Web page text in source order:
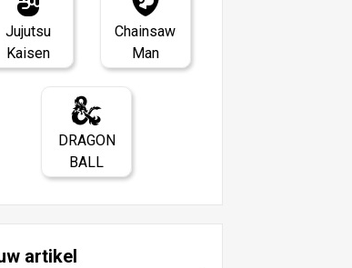
Jujutsu
Kaisen
Chainsaw
Man
DRAGON
BALL
artikel